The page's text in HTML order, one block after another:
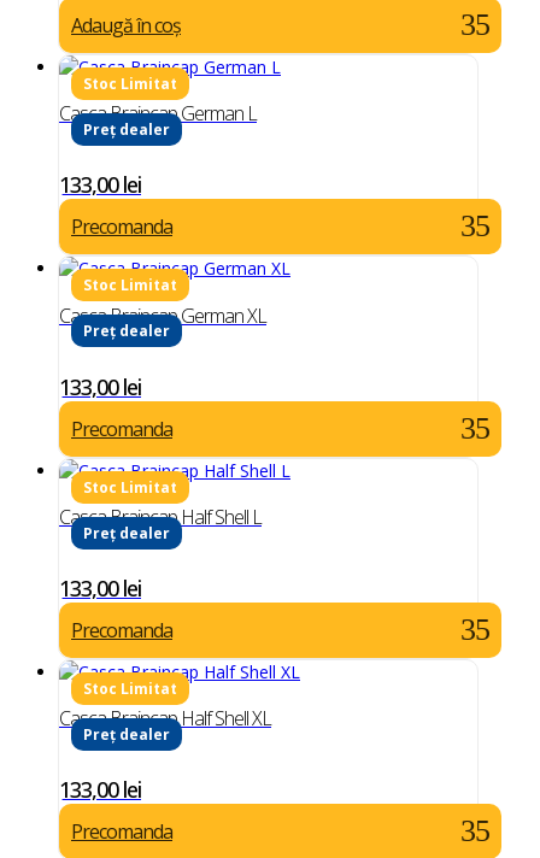
Adaugă în coș
Preț dealer
Casca Braincap German L
133,00lei
Precomanda
Preț dealer
Casca Braincap German XL
133,00lei
Precomanda
Preț dealer
Casca Braincap Half Shell L
133,00lei
Precomanda
Preț dealer
Casca Braincap Half Shell XL
133,00lei
Precomanda